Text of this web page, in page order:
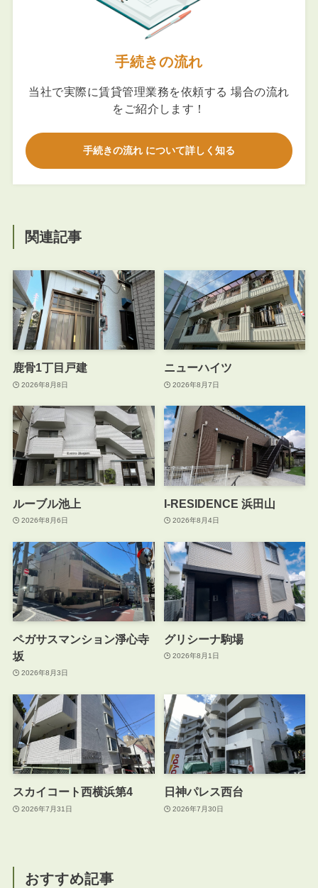
手続きの流れ
当社で実際に賃貸管理業務を依頼する 場合の流れ
をご紹介します！
手続きの流れ について詳しく知る
関連記事
鹿骨1丁目戸建
2026年8月8日
ニューハイツ
2026年8月7日
ルーブル池上
2026年8月6日
I-RESIDENCE 浜田山
2026年8月4日
ペガサスマンション淨心寺
坂
2026年8月3日
グリシーナ駒場
2026年8月1日
スカイコート西横浜第4
2026年7月31日
日神パレス西台
2026年7月30日
おすすめ記事